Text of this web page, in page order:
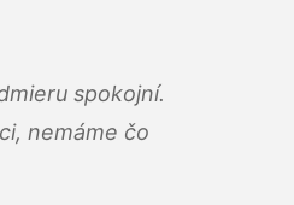
spokojní.
nemáme čo